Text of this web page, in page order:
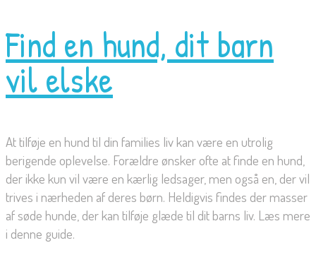
Find en hund, dit barn
vil elske
At tilføje en hund til din families liv kan være en utrolig
berigende oplevelse. Forældre ønsker ofte at finde en hund,
der ikke kun vil være en kærlig ledsager, men også en, der vil
trives i nærheden af deres børn. Heldigvis findes der masser
af søde hunde, der kan tilføje glæde til dit barns liv. Læs mere
i denne guide.